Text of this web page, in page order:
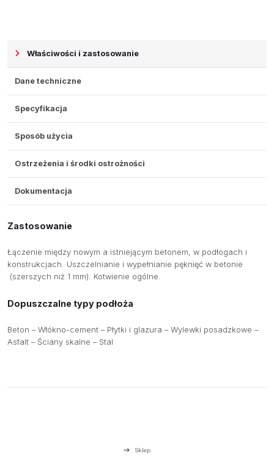
Właściwości i zastosowanie
Dane techniczne
Specyfikacja
Sposób użycia
Ostrzeżenia i środki ostrożności
Dokumentacja
Zastosowanie
Łączenie między nowym a istniejącym betonem, w podłogach i
konstrukcjach. Uszczelnianie i wypełnianie pęknięć w betonie
(szerszych niż 1 mm). Kotwienie ogólne.
Dopuszczalne typy podłoża
Beton – Włókno-cement – Płytki i glazura – Wylewki posadzkowe –
Asfalt – Ściany skalne – Stal
Sklep